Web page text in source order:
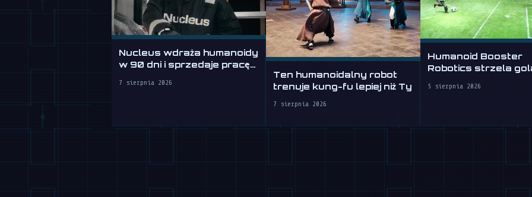
Nucleus wdraża humanoidy
w 90 dni i sprzedaje pracę
7 sierpnia 2026
Ten humanoidalny robot
trenuje kung-fu lepiej niż Ty
7 sierpnia 2026
Humanoid Booster
Robotics strzela
5 sierpnia 2026